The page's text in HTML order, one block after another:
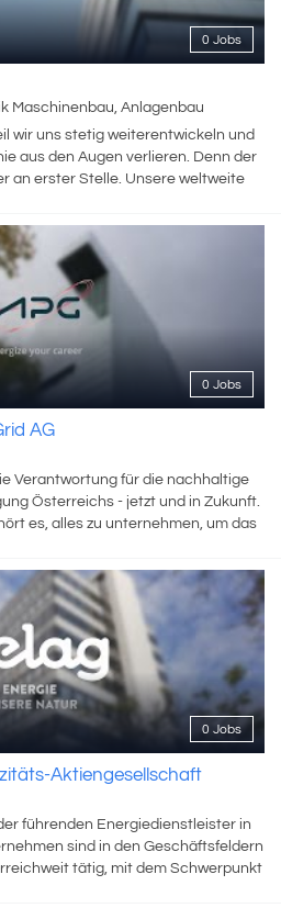
unsere Unternehmenskultur,
in der Region Daikin Central
du in einem modernen,
im 23. Bezirk in Wien. Dort,
Your Daikin World, unser
für Klimalösungen und Co-
und Ausbildungszentrum,
Dann besuche uns in einem
oder Budapest oder wirf einen
0 Jobs
Maschinenbau, Anlagenbau
wir uns stetig weiterentwickeln und
aus den Augen verlieren. Denn der
an erster Stelle. Unsere weltweite
wir unserem Pioniergeist,
Vertrauen unserer Kunden und den
reden nicht nur über unsere
neue Denkansätze, frische
willkommen.
0 Jobs
AG
Verantwortung für die nachhaltige
Österreichs - jetzt und in Zukunft.
es, alles zu unternehmen, um das
Die größte
Jahre ist es, erneuerbare
damit seinen Klimazielen näher
macht es möglich,
Sonne nachhaltig in Österreichs
integrieren. Unsere Verantwortung
optimale Nutzung erneuerbarer
Services/Leistungen Die Austrian
Übertragungsnetz,
Übertragungsnetzes der
der ENTSO-E (Vereinigung der
ist. Als
ist die APG dafür verantwortlich,
zwischen Erzeugung und
für die Zukunft Wir tragen
0 Jobs
Aktiengesellschaft
führenden Energiedienstleister in
sind in den Geschäftsfeldern
tätig, mit dem Schwerpunkt